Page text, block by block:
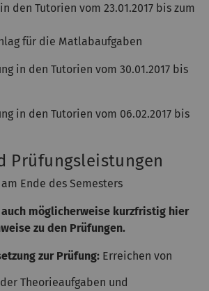
Tutorien vom 23.01.2017 bis zum
für die Matlabaufgaben
in den Tutorien vom 30.01.2017 bis
in den Tutorien vom 06.02.2017 bis
Prüfungsleistungen
Ende des Semesters
möglicherweise kurzfristig hier
zu den Prüfungen.
zur Prüfung: Erreichen von
Theorieaufgaben und